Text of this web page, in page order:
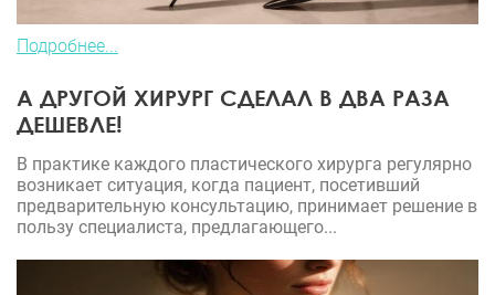
Подробнее...
А ДРУГОЙ ХИРУРГ СДЕЛАЛ В ДВА РАЗА
ДЕШЕВЛЕ!
В практике каждого пластического хирурга регулярно
возникает ситуация, когда пациент, посетивший
предварительную консультацию, принимает решение в
пользу специалиста, предлагающего...